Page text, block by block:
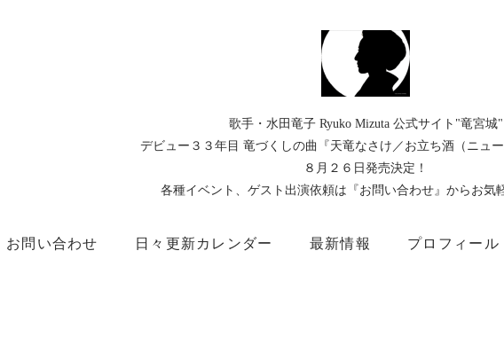
歌手・水田竜子 Ryuko Mizuta 公式サイト"竜宮城"
デビュー３３年目 竜づくしの曲『天竜なさけ／お立ち酒（ニュー
８月２６日発売決定！
各種イベント、ゲスト出演依頼は『お問い合わせ』からお気
お問い合わせ 日々更新カレンダー 最新情報 プロフィール